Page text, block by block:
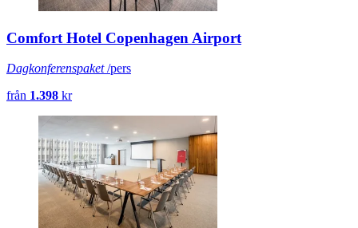
Comfort Hotel Copenhagen Airport
Dagkonferenspaket/pers
från 1.398 kr